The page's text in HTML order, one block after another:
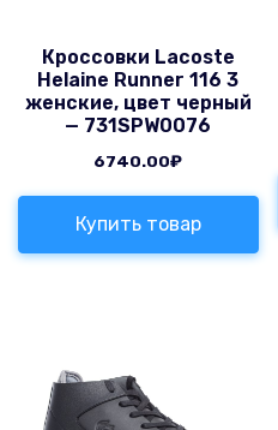
Кроссовки Lacoste
Helaine Runner 116 3
женские, цвет черный
— 731SPW0076
6740.00₽
Купить товар